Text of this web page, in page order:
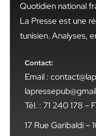
Quotidien national
La Presse est une
tunisien. Analyses,
Contact:
Email :
Tél. : 71 240 178 –
17 Rue Garibaldi –